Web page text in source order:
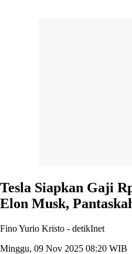
Tesla Siapkan Gaji
Elon Musk,
Fino Yurio Kristo - detikInet
Minggu, 09 Nov 2025 08:20 WIB